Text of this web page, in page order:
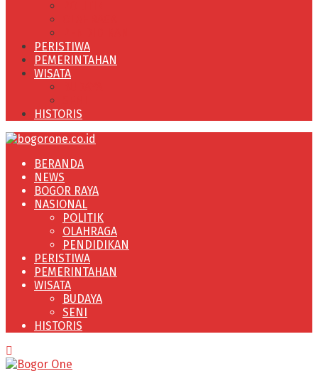
PERISTIWA
PEMERINTAHAN
WISATA
HISTORIS
BERANDA
NEWS
BOGOR RAYA
NASIONAL
POLITIK
OLAHRAGA
PENDIDIKAN
PERISTIWA
PEMERINTAHAN
WISATA
BUDAYA
SENI
HISTORIS